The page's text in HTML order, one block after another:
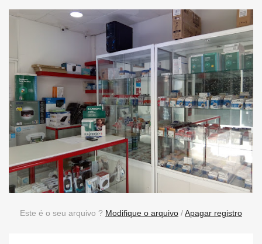
Este é o seu arquivo ? Modifique o arquivo /Apagar registro